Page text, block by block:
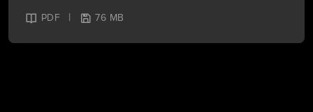
PDF | 76 MB